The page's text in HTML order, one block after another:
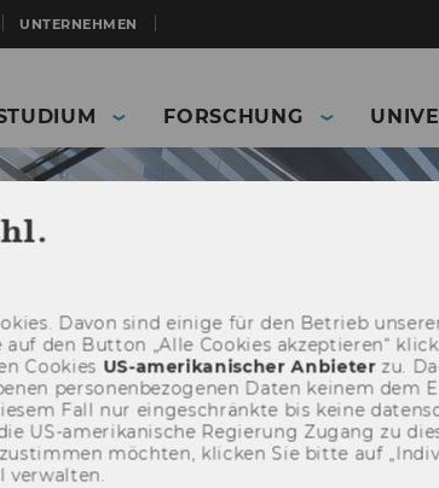
UNTERNEHMEN
FORSCHUNG
Davon sind ei­ni­ge für den Be­trieb
den But­ton „Alle Coo­kies ak­zep­tie­ren“
Coo­kies US-​amerikanischer An­bie­terzu.
per­so­nen­be­zo­ge­nen Daten kei­nem dem
Fall nur ein­ge­schränk­te bis keine
US-​amerikanische Re­gie­rung Zu­gang zu
möch­ten, kli­cken Sie bitte auf
ver­wal­ten.